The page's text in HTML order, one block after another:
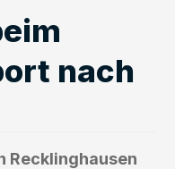
nach
Recklinghausen